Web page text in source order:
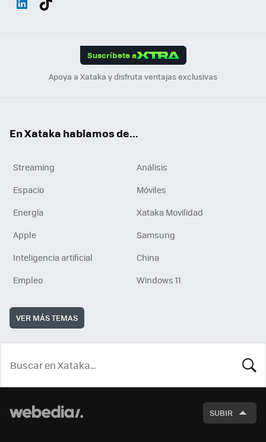
Suscríbete a
Apoya a Xataka y disfruta ventajas exclusivas
En Xataka hablamos de...
Streaming
Análisis
Espacio
Móviles
Energía
Xataka Movilidad
Apple
Samsung
Inteligencia artificial
China
Empleo
Windows 11
VER MÁS TEMAS
SUBIR